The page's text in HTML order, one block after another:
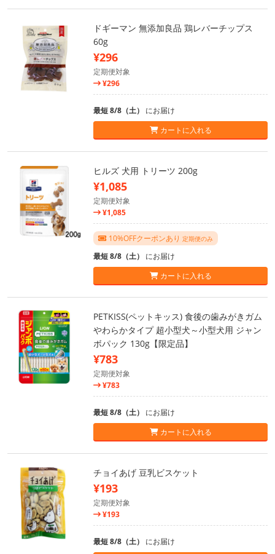
ドギーマン 無添加良品 鶏レバーチップス
60g
¥296
定期便対象
¥296
最短 8/8（土） にお届け
カートに入れる
ヒルズ 犬用 トリーツ 200g
¥1,085
定期便対象
¥1,085
10%OFFクーポンあり 定期便のみ
最短 8/8（土） にお届け
カートに入れる
PETKISS(ペットキッス) 食後の歯みがきガム
やわらかタイプ 超小型犬～小型犬用 ジャン
ボパック 130g【限定品】
¥783
定期便対象
¥783
最短 8/8（土） にお届け
カートに入れる
チョイあげ 豆乳ビスケット
¥193
定期便対象
¥193
最短 8/8（土） にお届け